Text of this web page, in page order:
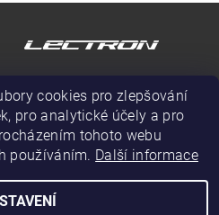
cookies pro zlepšování
pro analytické účely a pro
tohoto webu
používáním. Další informace